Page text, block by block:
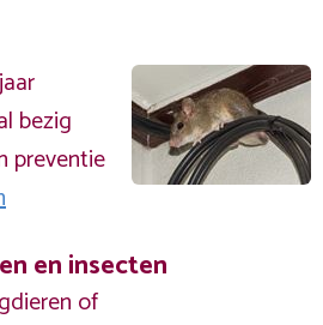
bezig
preventie
en insecten
of